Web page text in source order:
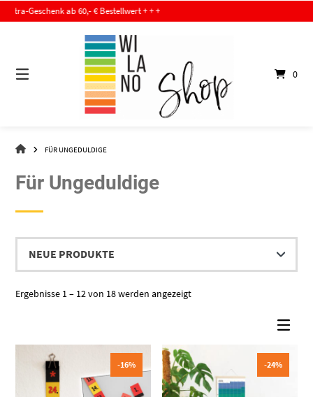
Springe
zum
ab 60,- € Bestellwert + + +
0
WI-
FÜR UNGEDULDIGE
Für Ungeduldige
Ergebnisse 1 – 12 von 18 werden angezeigtNach
-16% -24%